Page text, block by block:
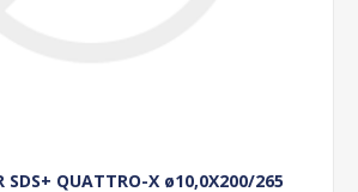
SDS+ QUATTRO-X ø10,0X200/265